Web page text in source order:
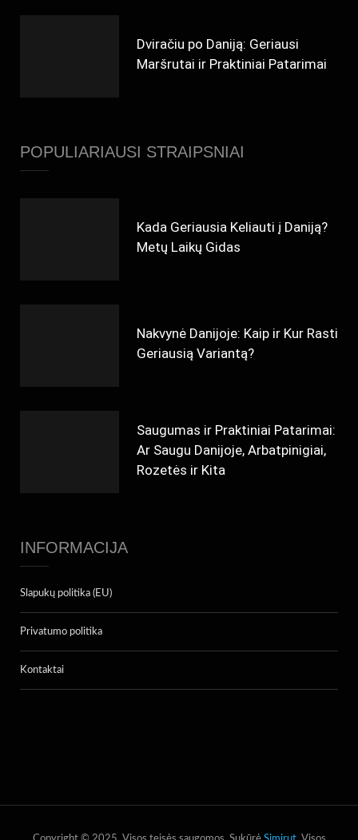
Dviračiu po Daniją: Geriausi
Maršrutai ir Praktiniai Patarimai
POPULIARIAUSI STRAIPSNIAI
Kada Geriausia Keliauti į Daniją?
Metų Laikų Gidas
Nakvynė Danijoje: Kaip ir Kur Rasti
Geriausią Variantą?
Saugumas ir Praktiniai Patarimai:
Ar Saugu Danijoje, Arbatpinigiai,
Rozetės ir Kita
INFORMACIJA
Slapukų politika (EU)
Privatumo politika
Kontaktai